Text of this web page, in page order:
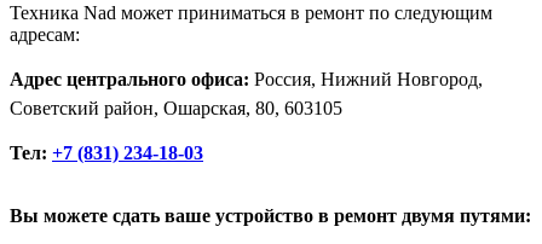
Техника Nad может приниматься в ремонт по следующим
адресам:
Адрес центрального офиса: Россия, Нижний Новгород,
Советский район, Ошарская, 80, 603105
Тел: +7 (831) 234-18-03
Вы можете сдать ваше устройство в ремонт двумя путями: